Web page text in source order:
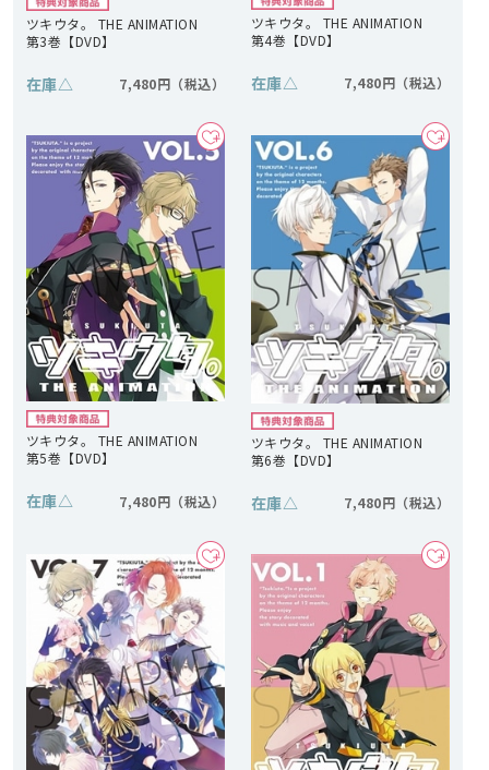
ツキウタ。 THE ANIMATION
第3巻【DVD】
在庫△ 7,480円
ツキウタ。 THE ANIMATION
第4巻【DVD】
在庫△ 7,480円
ツキウタ。 THE ANIMATION
第5巻【DVD】
在庫△ 7,480円
ツキウタ。 THE ANIMATION
第6巻【DVD】
在庫△ 7,480円